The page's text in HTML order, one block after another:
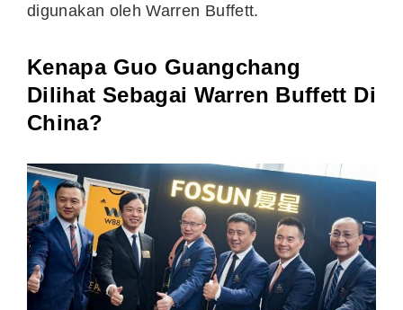
digunakan oleh Warren Buffett.
Kenapa Guo Guangchang
Dilihat Sebagai Warren Buffett Di
China?